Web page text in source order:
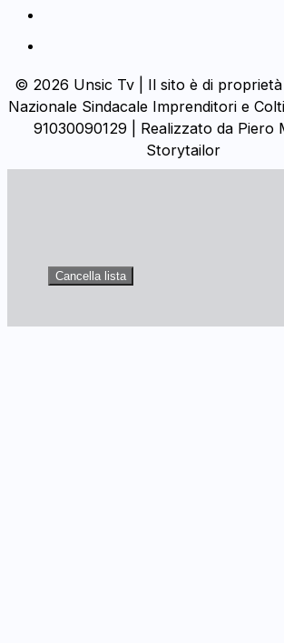
© 2026 Unsic Tv | Il sito è di
Nazionale Sindacale Imprenditori e
91030090129 | Realizzato da Piero
Storytailor
Cancella lista